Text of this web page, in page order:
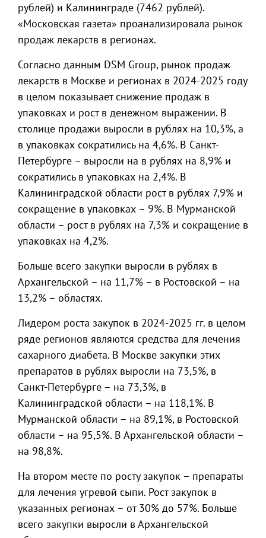
рублей) и Калининграде (7462 рублей).
«Московская газета» проанализировала рынок
продаж лекарств в регионах.
Согласно данным DSM Group, рынок продаж
лекарств в Москве и регионах в 2024-2025 году
в целом показывает снижение продаж в
упаковках и рост в денежном выражении. В
столице продажи выросли в рублях на 10,3%, а
в упаковках сократились на 4,6%. В Санкт-
Петербурге – выросли на в рублях на 8,9% и
сократились в упаковках на 2,4%. В
Калининградской области рост в рублях 7,9% и
сокращение в упаковках – 9%. В Мурманской
области – рост в рублях на 7,3% и сокращение в
упаковках на 4,2%.
Больше всего закупки выросли в рублях в
Архангельской – на 11,7% – в Ростовской – на
13,2% – областях.
Лидером роста закупок в 2024-2025 гг. в целом
ряде регионов являются средства для лечения
сахарного диабета. В Москве закупки этих
препаратов в рублях выросли на 73,5%, в
Санкт-Петербурге – на 73,3%, в
Калининградской области – на 118,1%. В
Мурманской области – на 89,1%, в Ростовской
области – на 95,5%. В Архангельской области –
на 98,8%.
На втором месте по росту закупок – препараты
для лечения угревой сыпи. Рост закупок в
указанных регионах – от 30% до 57%. Больше
всего закупки выросли в Архангельской